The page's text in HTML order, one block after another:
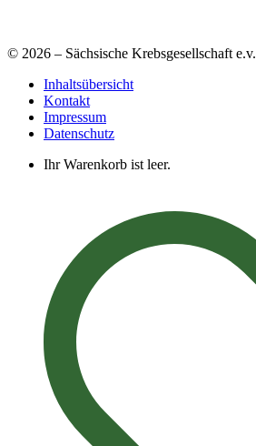
© 2026 – Sächsische Krebsgesellschaft e.v.
Inhaltsübersicht
Kontakt
Impressum
Datenschutz
Ihr Warenkorb ist leer.